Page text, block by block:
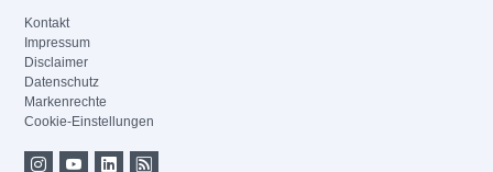
Kontakt
Impressum
Disclaimer
Datenschutz
Markenrechte
Cookie-Einstellungen